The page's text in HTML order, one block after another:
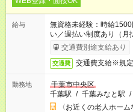
給与
無資格未経験：時給
い／週払い制度あり（月
完了次第のお支払いとな
交通費別途支給あり
交通費 交通費支給※規
勤務地
千葉市中央区
千葉駅 / 千葉みなと駅 /
〈お近くの老人ホーム